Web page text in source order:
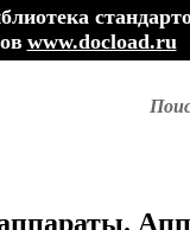
www.docload.ru